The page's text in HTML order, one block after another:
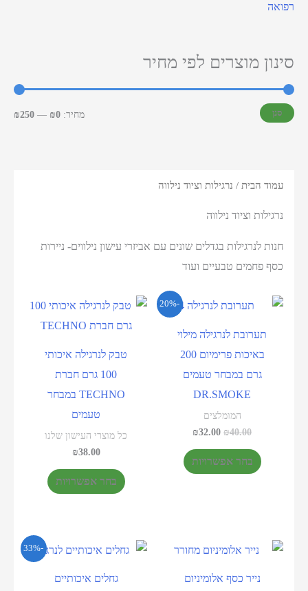
רפואה
סינון מוצרים לפי מחיר
סנן מחיר: ₪0
—
₪250
עמוד הבית / נרגילות וציוד נילווה
נרגילות וציוד נילווה
חנות לנרגילות בגדלים שונים עם אביזרי עישון נילווים- ניירות
כסף פחמים טבעיים ועוד
-20%
תערובת לנרגילה מילוי
באיכות פרימיום 200
גרם במבחר טעמים
DR.SMOKE
המומלצים
₪40.00
₪32.00
בחר אפשרויות
טבק לנרגילה איכותי
100 גרם חברת
TECHNO במבחר
טעמים
כל מוצרי העישון שלנו
₪38.00
בחר אפשרויות
נייר כסף אלומיניום
-33%
גחלים איכותיים